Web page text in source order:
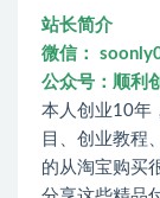
站长简介
微信：
公众号：顺利
本人创业10年
目、创业教程
的从淘宝购买